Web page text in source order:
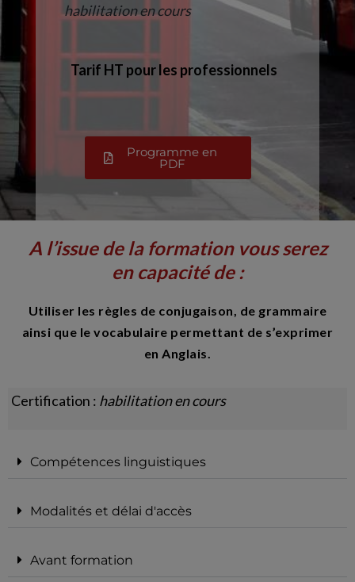
habilitation en cours
Tarif HT pour les professionnels
Programme en
PDF
A l’issue de la formation vous serez
en capacité de :
Utiliser les règles de conjugaison, de grammaire
ainsi que le vocabulaire permettant de s’exprimer
en Anglais.
Certification : habilitation en cours
Compétences linguistiques
Modalités et délai d'accès
Avant formation